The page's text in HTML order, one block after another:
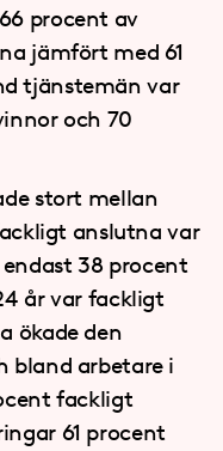
procent av
jämfört med 61
tjänstemän var
och 70
stort mellan
anslutna var
38 procent
år var fackligt
ökade den
bland arbetare i
fackligt
61 procent